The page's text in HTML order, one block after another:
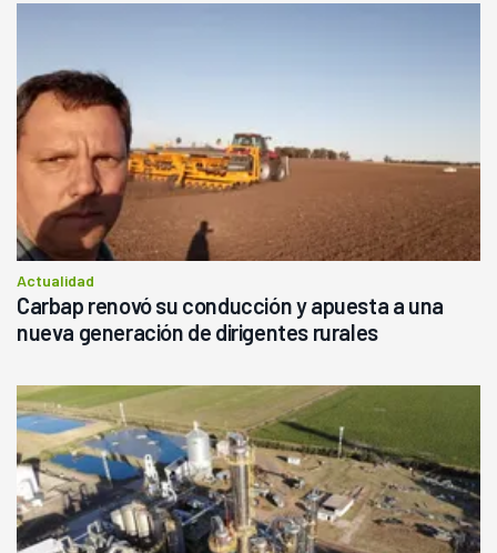
Actualidad
Carbap renovó su conducción y apuesta a una
nueva generación de dirigentes rurales